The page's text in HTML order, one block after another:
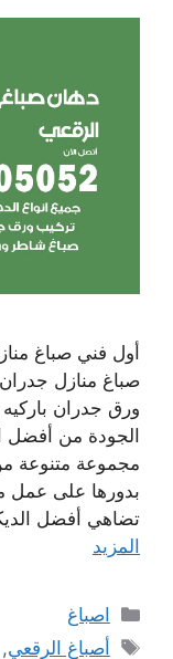
أول فني صباغ
صباغ منازل
ورق جدران
الجودة من أفضل
مجموعة متنوعة
بدورها على عمل
تضاهي أفضل
المزيد
التصنيفات
اصباغ
الوسوم
أصباغ الرقعي,